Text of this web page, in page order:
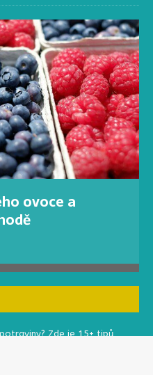
ovoce a
Zde je 15+ tipů